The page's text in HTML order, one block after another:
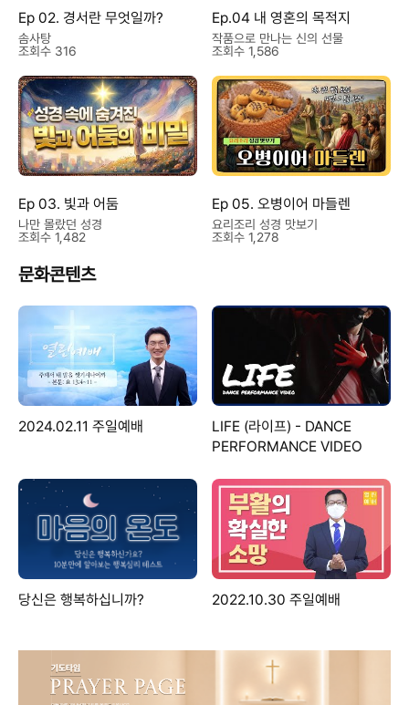
Ep 02. 경서란 무엇일까?
솜사탕
조회수 316
Ep.04 내 영혼의 목적지
작품으로 만나는 신의 선물
조회수 1,586
Ep 03. 빛과 어둠
나만 몰랐던 성경
조회수 1,482
Ep 05. 오병이어 마들렌
요리조리 성경 맛보기
조회수 1,278
문화콘텐츠
2024.02.11 주일예배
LIFE (라이프) - DANCE
PERFORMANCE VIDEO
당신은 행복하십니까? 2022.10.30 주일예배